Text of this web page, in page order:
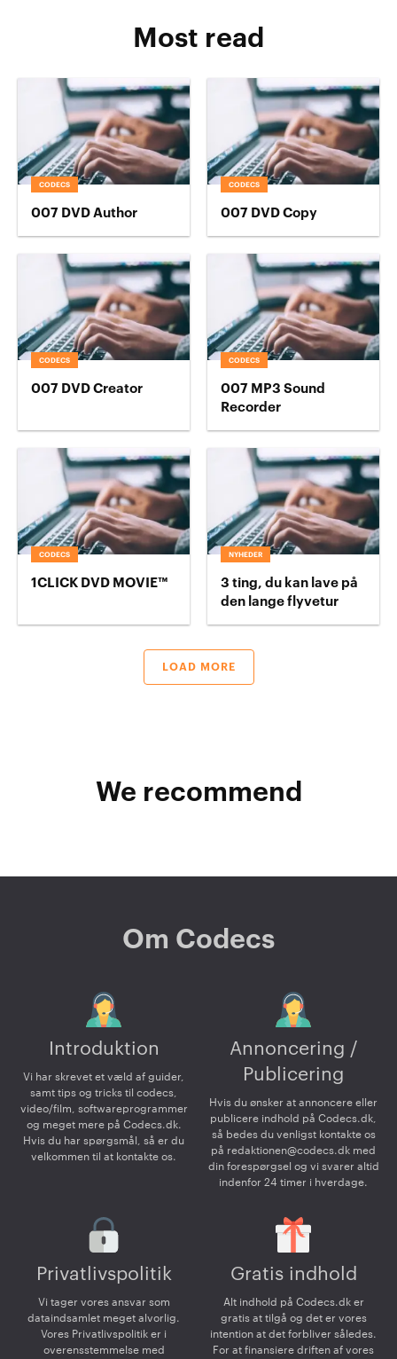
Most read
CODECS
007 DVD Author
CODECS
007 DVD Copy
CODECS
007 DVD Creator
CODECS
007 MP3 Sound
Recorder
CODECS
1CLICK DVD MOVIE™
NYHEDER
3 ting, du kan lave på
den lange flyvetur
LOAD MORE
We recommend
Om Codecs
Introduktion
Vi har skrevet et væld af guider,
samt tips og tricks til codecs,
video/film, softwareprogrammer
og meget mere på Codecs.dk.
Hvis du har spørgsmål, så er du
velkommen til at kontakte os.
Annoncering /
Publicering
Hvis du ønsker at annoncere eller
publicere indhold på Codecs.dk,
så bedes du venligst kontakte os
på redaktionen@codecs.dk med
din forespørgsel og vi svarer altid
indenfor 24 timer i hverdage.
Privatlivspolitik
Vi tager vores ansvar som
dataindsamlet meget alvorlig.
Vores Privatlivspolitik er i
overensstemmelse med
Gratis indhold
Alt indhold på Codecs.dk er
gratis at tilgå og det er vores
intention at det forbliver således.
For at finansiere driften af vores